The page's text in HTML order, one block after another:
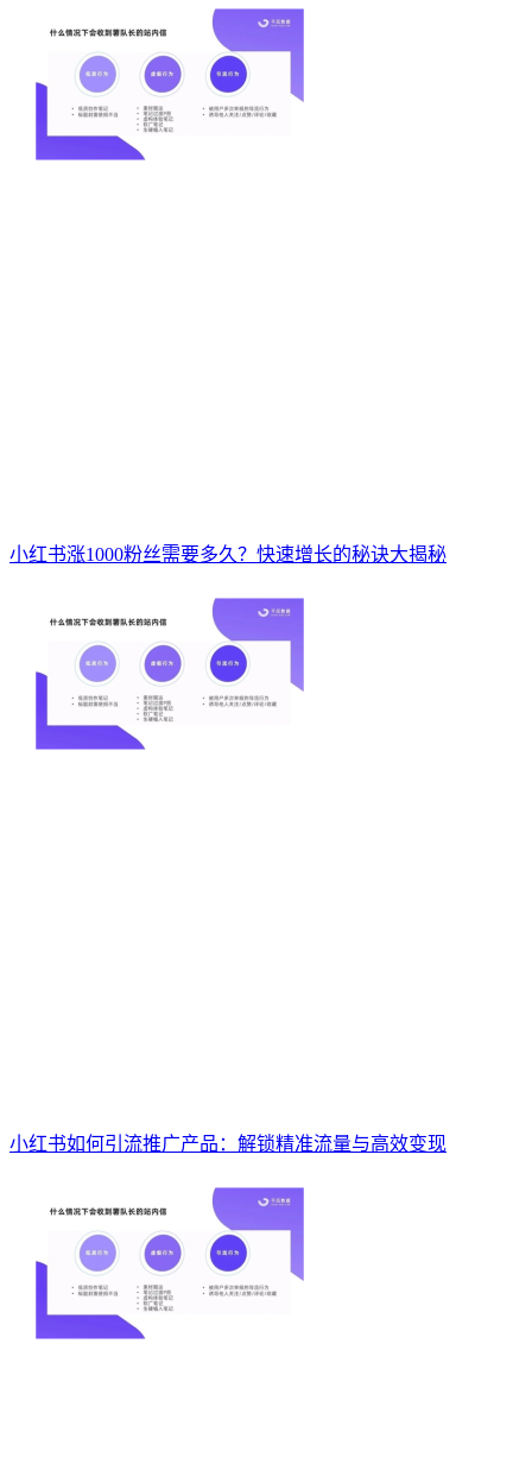
小红书涨1000粉丝需要多久？快速增长的秘诀大揭秘
小红书如何引流推广产品：解锁精准流量与高效变现